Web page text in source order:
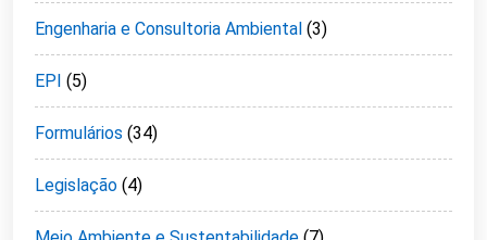
Engenharia e Consultoria Ambiental (3)
EPI (5)
Formulários (34)
Legislação (4)